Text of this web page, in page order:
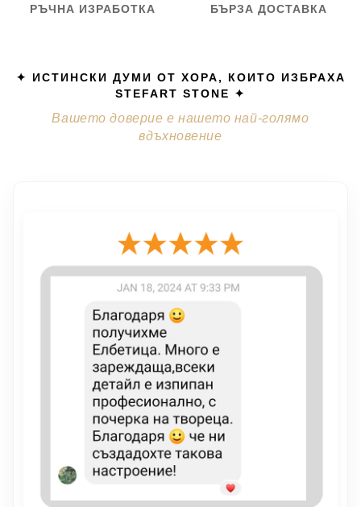
РЪЧНА ИЗРАБОТКА БЪРЗА ДОСТАВКА
✦ ИСТИНСКИ ДУМИ ОТ ХОРА, КОИТО ИЗБРАХА
STEFART STONE ✦
Вашето доверие е нашето най-голямо
вдъхновение